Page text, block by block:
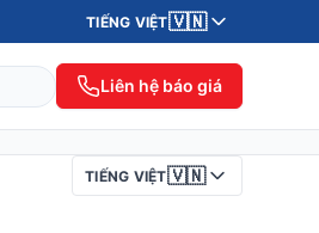
TIẾNG VIỆT🇻🇳
Liên hệ báo giá
TIẾNG VIỆT🇻🇳